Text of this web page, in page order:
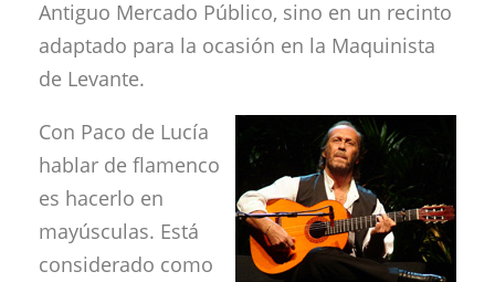
Antiguo Mercado Público, sino en un recinto
adaptado para la ocasión en la Maquinista
de Levante.
Con Paco de Lucía
hablar de flamenco
es hacerlo en
mayúsculas. Está
considerado como